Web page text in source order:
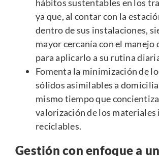
hábitos sustentables en los
ya que, al contar con la
dentro de sus instalaciones,
mayor cercanía con el manejo
para aplicarlo a su rutina
Fomenta la minimización de
sólidos asimilables a
mismo tiempo que
valorización de los materiales
reciclables.
Gestión con enfoque a